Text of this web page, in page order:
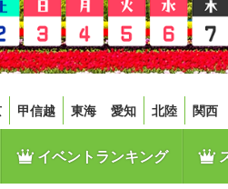
甲信越 東海 愛知 北陸 関西
イベントランキング